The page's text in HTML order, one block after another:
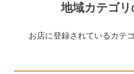
地域カテゴ
お店に登録されているカテ